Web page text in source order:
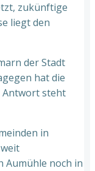
zukünftige
liegt den
der Stadt
hat die
Antwort steht
in
Aumühle noch in